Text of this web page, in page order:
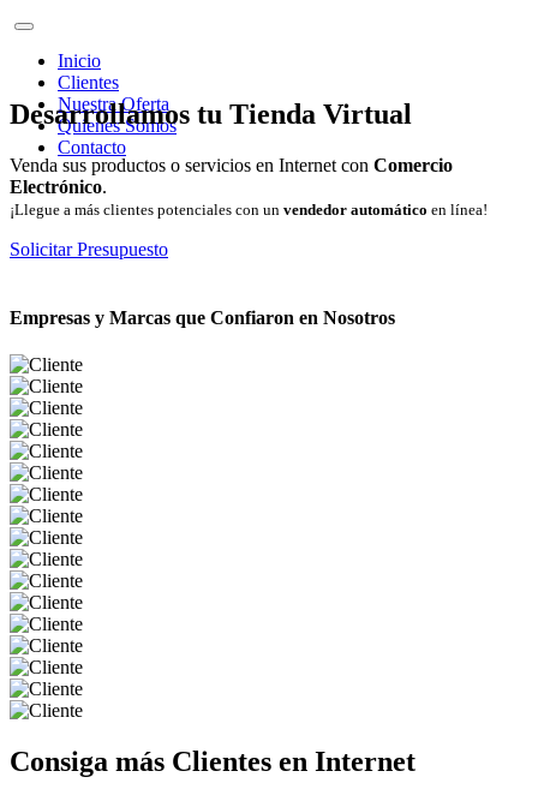
Inicio
Clientes
Nuestra Oferta
Quienes Somos
Contacto
Desarrollamos tu Tienda Virtual
Venda sus productos o servicios en Internet con Comercio
Electrónico.
¡Llegue a más clientes potenciales con un vendedor automático en línea!
Solicitar Presupuesto
Empresas y Marcas que Confiaron en Nosotros
Consiga más Clientes en Internet